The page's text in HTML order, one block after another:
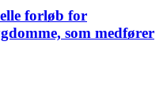
forløb for
som medfører